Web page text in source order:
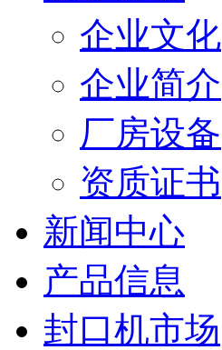
企业文化
企业简介
厂房设备
资质证书
新闻中心
产品信息
封口机市场